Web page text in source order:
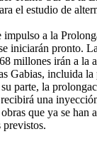
el estudio de
impulso a la
iniciarán pronto.
millones irán a la
Gabias, incluida la
parte, la
una
que ya se han
previstos.